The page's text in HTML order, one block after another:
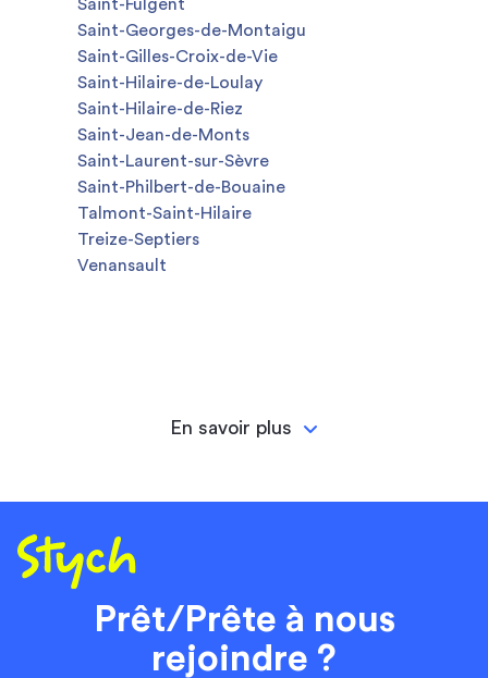
Saint-Fulgent
Saint-Georges-de-Montaigu
Saint-Gilles-Croix-de-Vie
Saint-Hilaire-de-Loulay
Saint-Hilaire-de-Riez
Saint-Jean-de-Monts
Saint-Laurent-sur-Sèvre
Saint-Philbert-de-Bouaine
Talmont-Saint-Hilaire
Treize-Septiers
Venansault
En savoir plus
Prêt/Prête à nous
rejoindre ?